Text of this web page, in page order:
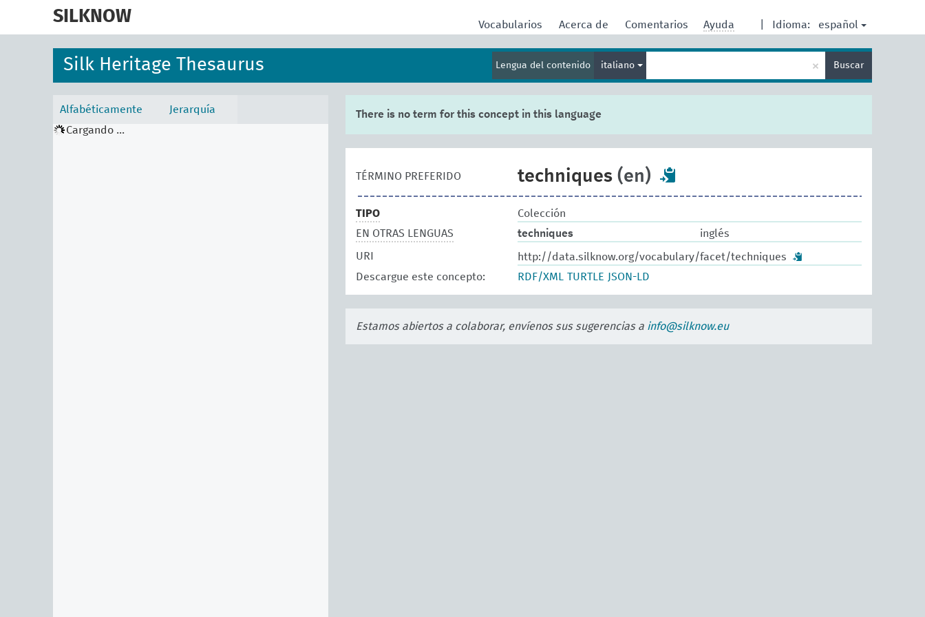
SILKNOW Idioma: español
Vocabularios Acerca de Comentarios Ayuda
Silk Heritage Thesaurus Lengua del contenido italiano
term
× Buscar
Alfabéticamente
Jerarquía
Cargando ...
There is no term for this concept in this language
TÉRMINO PREFERIDO techniques (en)
TIPO
Colección
EN OTRAS LENGUAS
techniques inglés
URI
http://data.silknow.org/vocabulary/facet/techniques
Descargue este concepto:
RDF/XML TURTLE JSON-LD
Estamos abiertos a colaborar, envíenos sus sugerencias a info@silknow.eu